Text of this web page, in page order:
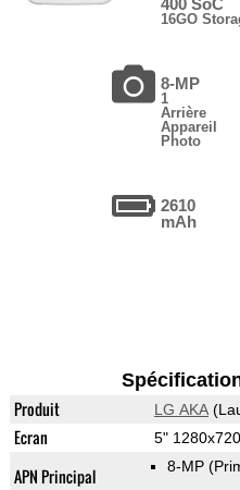
400 SoC
16GO
8-MP
1
Arrière
Appareil
Photo
2610
mAh
Produit LG AKA
Ecran 5"
APN Principal 8-MP